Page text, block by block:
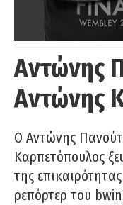
Αντώνης
Αντώνης
Ο Αντώνης
Καρπετόπουλος
της
ρεπόρτερ του